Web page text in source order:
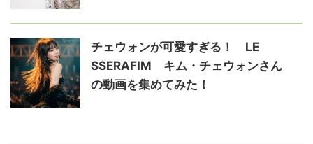
チェウォンが可愛すぎる！ LE
SSERAFIM キム・チェウォンさん
の動画を集めてみた！